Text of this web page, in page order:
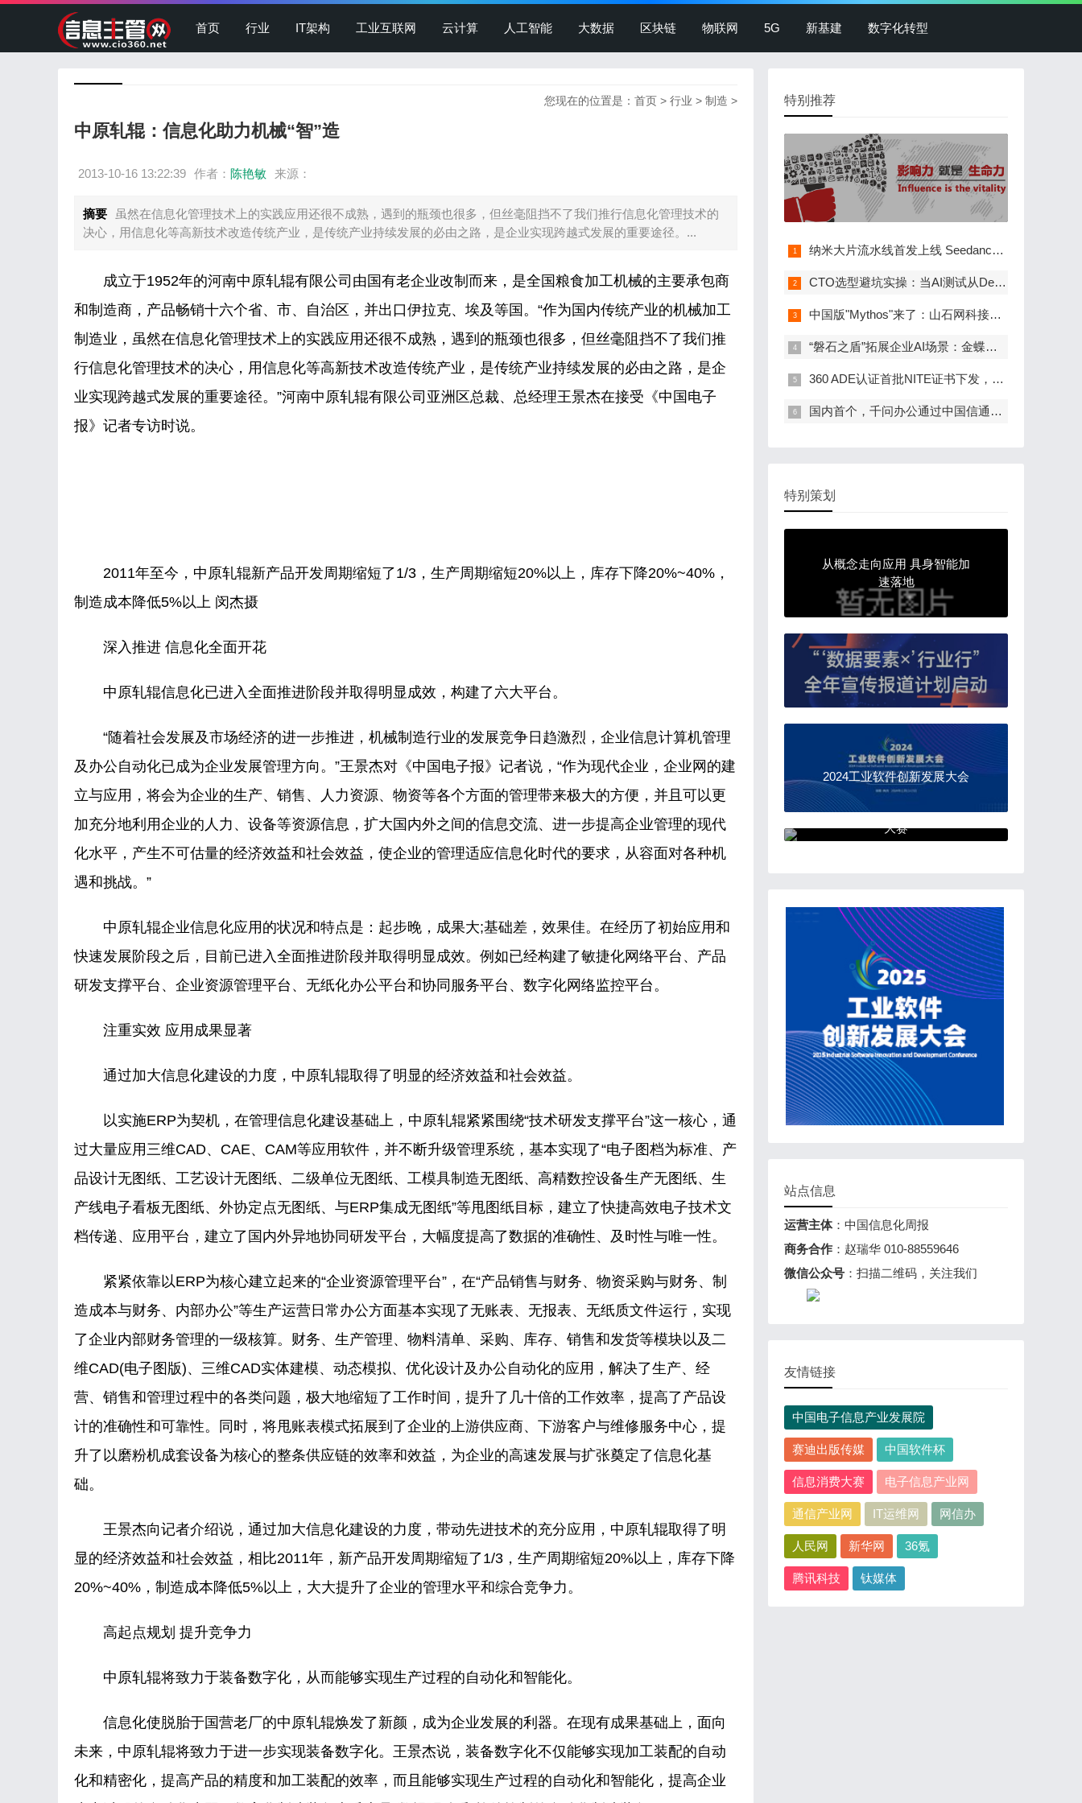
首页 行业 IT架构 工业互联网 云计算 人工智能 大数据 区块链 物联网 5G 新基建 数字化转型
您现在的位置是： 首页 > 行业 > 制造 >
中原轧辊：信息化助力机械“智”造
2013-10-16 13:22:39 作者： 陈艳敏 来源：
摘要
虽然在信息化管理技术上的实践应用还很不成熟，遇到的瓶颈也很多，但丝毫阻挡不了我们推行信息化管理技术的
决心，用信息化等高新技术改造传统产业，是传统产业持续发展的必由之路，是企业实现跨越式发展的重要途径。...
成立于1952年的河南中原轧辊有限公司由国有老企业改制而来，是全国粮食加工机械的主要承包商
和制造商，产品畅销十六个省、市、自治区，并出口伊拉克、埃及等国。“作为国内传统产业的机械加工
制造业，虽然在信息化管理技术上的实践应用还很不成熟，遇到的瓶颈也很多，但丝毫阻挡不了我们推
行信息化管理技术的决心，用信息化等高新技术改造传统产业，是传统产业持续发展的必由之路，是企
业实现跨越式发展的重要途径。”河南中原轧辊有限公司亚洲区总裁、总经理王景杰在接受《中国电子
报》记者专访时说。
2011年至今，中原轧辊新产品开发周期缩短了1/3，生产周期缩短20%以上，库存下降20%~40%，
制造成本降低5%以上 闵杰摄
深入推进 信息化全面开花
中原轧辊信息化已进入全面推进阶段并取得明显成效，构建了六大平台。
“随着社会发展及市场经济的进一步推进，机械制造行业的发展竞争日趋激烈，企业信息计算机管理
及办公自动化已成为企业发展管理方向。”王景杰对《中国电子报》记者说，“作为现代企业，企业网的建
立与应用，将会为企业的生产、销售、人力资源、物资等各个方面的管理带来极大的方便，并且可以更
加充分地利用企业的人力、设备等资源信息，扩大国内外之间的信息交流、进一步提高企业管理的现代
化水平，产生不可估量的经济效益和社会效益，使企业的管理适应信息化时代的要求，从容面对各种机
遇和挑战。”
中原轧辊企业信息化应用的状况和特点是：起步晚，成果大;基础差，效果佳。在经历了初始应用和
快速发展阶段之后，目前已进入全面推进阶段并取得明显成效。例如已经构建了敏捷化网络平台、产品
研发支撑平台、企业资源管理平台、无纸化办公平台和协同服务平台、数字化网络监控平台。
注重实效 应用成果显著
通过加大信息化建设的力度，中原轧辊取得了明显的经济效益和社会效益。
以实施ERP为契机，在管理信息化建设基础上，中原轧辊紧紧围绕“技术研发支撑平台”这一核心，通
过大量应用三维CAD、CAE、CAM等应用软件，并不断升级管理系统，基本实现了“电子图档为标准、产
品设计无图纸、工艺设计无图纸、二级单位无图纸、工模具制造无图纸、高精数控设备生产无图纸、生
产线电子看板无图纸、外协定点无图纸、与ERP集成无图纸”等甩图纸目标，建立了快捷高效电子技术文
档传递、应用平台，建立了国内外异地协同研发平台，大幅度提高了数据的准确性、及时性与唯一性。
紧紧依靠以ERP为核心建立起来的“企业资源管理平台”，在“产品销售与财务、物资采购与财务、制
造成本与财务、内部办公”等生产运营日常办公方面基本实现了无账表、无报表、无纸质文件运行，实现
了企业内部财务管理的一级核算。财务、生产管理、物料清单、采购、库存、销售和发货等模块以及二
维CAD(电子图版)、三维CAD实体建模、动态模拟、优化设计及办公自动化的应用，解决了生产、经
营、销售和管理过程中的各类问题，极大地缩短了工作时间，提升了几十倍的工作效率，提高了产品设
计的准确性和可靠性。同时，将甩账表模式拓展到了企业的上游供应商、下游客户与维修服务中心，提
升了以磨粉机成套设备为核心的整条供应链的效率和效益，为企业的高速发展与扩张奠定了信息化基
础。
王景杰向记者介绍说，通过加大信息化建设的力度，带动先进技术的充分应用，中原轧辊取得了明
显的经济效益和社会效益，相比2011年，新产品开发周期缩短了1/3，生产周期缩短20%以上，库存下降
20%~40%，制造成本降低5%以上，大大提升了企业的管理水平和综合竞争力。
高起点规划 提升竞争力
中原轧辊将致力于装备数字化，从而能够实现生产过程的自动化和智能化。
信息化使脱胎于国营老厂的中原轧辊焕发了新颜，成为企业发展的利器。在现有成果基础上，面向
未来，中原轧辊将致力于进一步实现装备数字化。王景杰说，装备数字化不仅能够实现加工装配的自动
化和精密化，提高产品的精度和加工装配的效率，而且能够实现生产过程的自动化和智能化，提高企业
特别推荐
纳米大片流水线首发上线 Seedance 2.5，0.27…
CTO选型避坑实操：当AI测试从Demo走向生产，工…
中国版"Mythos"来了：山石网科接入360图龙锋，…
“磐石之盾”拓展企业AI场景：金蝶灵基接入360…
360 ADE认证首批NITE证书下发，政、企、校等…
国内首个，千问办公通过中国信通院办公智能体…
特别策划
从概念走向应用 具身智能加
速落地
2024工业软件创新发展大会
“中国软件杯”大学生软件设计
大赛
站点信息
运营主体：中国信息化周报
商务合作 ：赵瑞华 010-88559646
微信公众号 ：扫描二维码，关注我们
友情链接
中国电子信息产业发展院
赛迪出版传媒 中国软件杯
信息消费大赛 电子信息产业网
通信产业网 IT运维网 网信办
人民网 新华网 36氪
腾讯科技 钛媒体